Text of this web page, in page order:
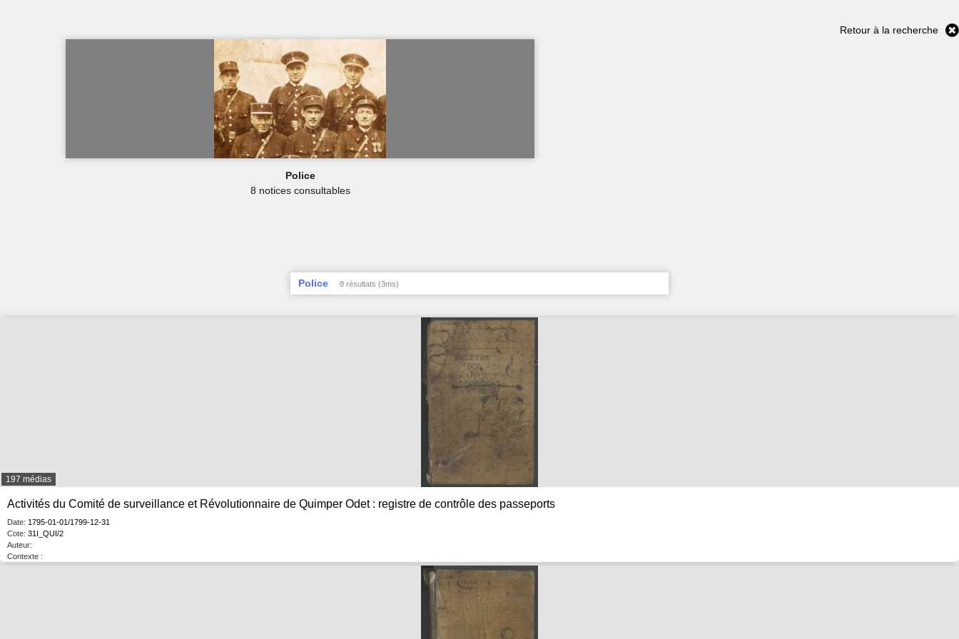
Retour à la recherche
Police
8 notices consultables
Police 8 résultats (3ms)
197 médias
Activités du Comité de surveillance et Révolutionnaire de Quimper Odet : registre de contrôle des passeports
Date: 1795-01-01/1799-12-31
Cote: 31I_QUI/2
Auteur:
Contexte :